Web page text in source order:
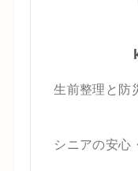
生前整理と防
シニアの安